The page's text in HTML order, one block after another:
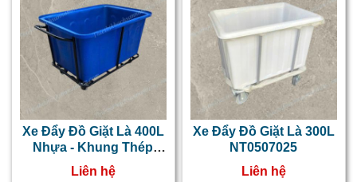
Xe Đẩy Đồ Giặt Là 400L
Nhựa - Khung Thép
NT0507026
Liên hệ
Xe Đẩy Đồ Giặt Là 300L
NT0507025
Liên hệ